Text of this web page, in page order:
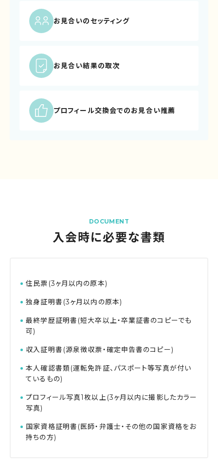
お見合いのセッティング
お見合い結果の取次
プロフィール交換会でのお見合い推薦
DOCUMENT
入会時に必要な書類
住民票(3ヶ月以内の原本)
独身証明書(3ヶ月以内の原本)
最終学歴証明書(短大卒以上・卒業証書のコピーでも
可)
収入証明書(源泉徴収票・確定申告書のコピー)
本人確認書類(運転免許証、パスポート等写真が付い
ているもの)
プロフィール写真1枚以上(3ヶ月以内に撮影したカラー
写真)
国家資格証明書(医師・弁護士・その他の国家資格をお
持ちの方)